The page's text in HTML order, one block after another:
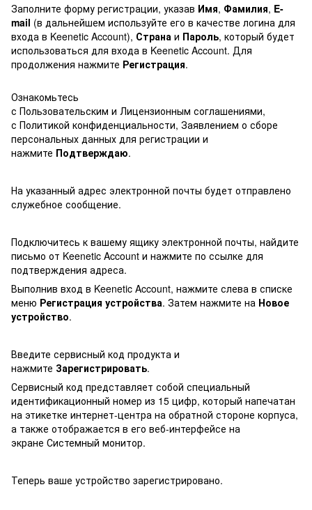
Заполните форму регистрации, указав Имя, Фамилия, E-
mail (в дальнейшем используйте его в качестве логина для
входа в Keenetic Account), Страна и Пароль, который будет
использоваться для входа в Keenetic Account. Для
продолжения нажмите Регистрация.
Ознакомьтесь
с Пользовательским и Лицензионным соглашениями,
с Политикой конфиденциальности, Заявлением о сборе
персональных данных для регистрации и
нажмите Подтверждаю.
На указанный адрес электронной почты будет отправлено
служебное сообщение.
Подключитесь к вашему ящику электронной почты, найдите
письмо от Keenetic Account и нажмите по ссылке для
подтверждения адреса.
Выполнив вход в Keenetic Account, нажмите слева в списке
меню Регистрация устройства. Затем нажмите на Новое
устройство.
Введите сервисный код продукта и
нажмите Зарегистрировать.
Сервисный код представляет собой специальный
идентификационный номер из 15 цифр, который напечатан
на этикетке интернет-центра на обратной стороне корпуса,
а также отображается в его веб-интерфейсе на
экране Системный монитор.
Теперь ваше устройство зарегистрировано.